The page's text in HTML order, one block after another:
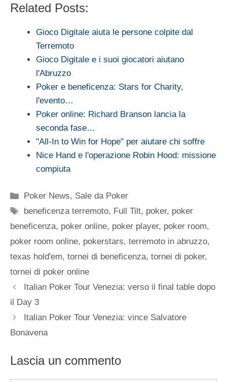
Related Posts:
Gioco Digitale aiuta le persone colpite dal
Terremoto
Gioco Digitale e i suoi giocatori aiutano
l'Abruzzo
Poker e beneficenza: Stars for Charity,
l'evento…
Poker online: Richard Branson lancia la
seconda fase…
"All-In to Win for Hope" per aiutare chi soffre
Nice Hand e l'operazione Robin Hood: missione
compiuta
Categorie
Poker News, Sale da Poker
Tag
beneficenza terremoto, Full Tilt, poker, poker
beneficenza, poker online, poker player, poker room,
poker room online, pokerstars, terremoto in abruzzo,
texas hold'em, tornei di beneficenza, tornei di poker,
tornei di poker online
Italian Poker Tour Venezia: verso il final table dopo
il Day 3
Italian Poker Tour Venezia: vince Salvatore
Bonavena
Lascia un commento